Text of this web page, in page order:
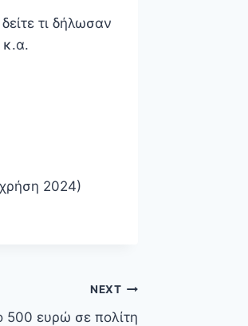
τι δήλωσαν
κ.α.
2024)
NEXT
500 ευρώ σε πολίτη